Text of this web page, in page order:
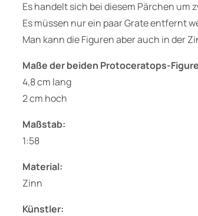
Es handelt sich bei diesem Pärchen um
Es müssen nur ein paar Grate entfernt
Man kann die Figuren aber auch in der
Maße der beiden Protoceratops-
4,8 cm lang
2 cm hoch
Maßstab:
1:58
Material:
Zinn
Künstler: